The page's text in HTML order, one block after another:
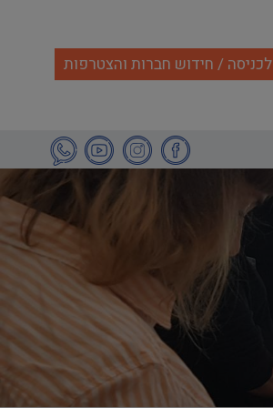
לכניסה / חידוש חברות והצטרפות